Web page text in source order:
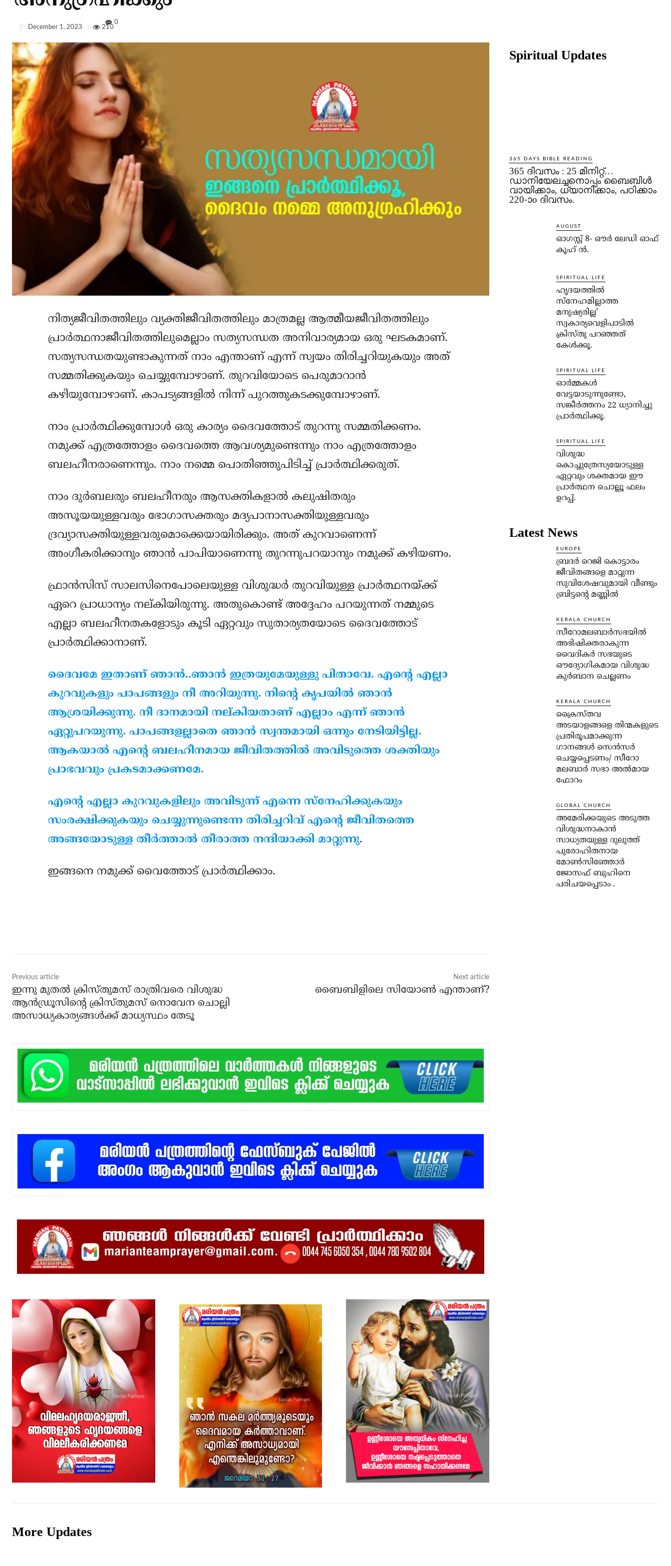
December 1, 2023 210
0
നിത്യജീവിതത്തിലും വ്യക്തിജീവിതത്തിലും മാത്രമല്ല ആത്മീയജീവിതത്തിലും
പ്രാര്‍ത്ഥനാജീവിതത്തിലുമെല്ലാം സത്യസന്ധത അനിവാര്യമായ ഒരു ഘടകമാണ്.
സത്യസന്ധതയുണ്ടാകുന്നത് നാം എന്താണ് എന്ന് സ്വയം തിരിച്ചറിയുകയും അത്
സമ്മതിക്കുകയും ചെയ്യുമ്പോഴാണ്. തുറവിയോടെ പെരുമാറാന്‍
കഴിയുമ്പോഴാണ്. കാപട്യങ്ങളില്‍ നിന്ന് പുറത്തുകടക്കുമ്പോഴാണ്.
നാം പ്രാര്‍ത്ഥിക്കുമ്പോള്‍ ഒരു കാര്യം ദൈവത്തോട് തുറന്നു സമ്മതിക്കണം.
നമുക്ക് എത്രത്തോളം ദൈവത്തെ ആവശ്യമുണ്ടെന്നും നാം എത്രത്തോളം
ബലഹീനരാണെന്നും. നാം നമ്മെ പൊതിഞ്ഞുപിടിച്ച് പ്രാര്‍ത്ഥിക്കരുത്.
നാം ദുര്‍ബലരും ബലഹീനരും ആസക്തികളാല്‍ കലുഷിതരും
അസൂയയുള്ളവരും ഭോഗാസക്തരും മദ്യപാനാസക്തിയുള്ളവരും
ദ്രവ്യാസക്തിയുള്ളവരുമൊക്കെയായിരിക്കും. അത് കുറവാണെന്ന്
അംഗീകരിക്കാനും ഞാന്‍ പാപിയാണെന്നു തുറന്നുപറയാനും നമുക്ക് കഴിയണം.
ഫ്രാന്‍സിസ് സാലസിനെപോലെയുള്ള വിശുദ്ധര്‍ തുറവിയുള്ള പ്രാര്‍ത്ഥനയ്ക്ക്
ഏറെ പ്രാധാന്യം നല്കിയിരുന്നു. അതുകൊണ്ട് അദ്ദേഹം പറയുന്നത് നമ്മുടെ
എല്ലാ ബലഹീനതകളോടും കൂടി ഏറ്റവും സുതാര്യതയോടെ ദൈവത്തോട്
പ്രാര്‍ത്ഥിക്കാനാണ്.
ദൈവമേ ഇതാണ് ഞാന്‍..ഞാന്‍ ഇത്രയുമേയുള്ളു പിതാവേ. എന്റെ എല്ലാ
കുറവുകളും പാപങ്ങളും നീ അറിയുന്നു. നിന്റെ കൃപയില്‍ ഞാന്‍
ആശ്രയിക്കുന്നു. നീ ദാനമായി നല്കിയതാണ് എല്ലാം എന്ന് ഞാന്‍
ഏറ്റുപറയുന്നു. പാപങ്ങളല്ലാതെ ഞാന്‍ സ്വന്തമായി ഒന്നും നേടിയിട്ടില്ല.
ആകയാല്‍ എന്റെ ബലഹീനമായ ജീവിതത്തില്‍ അവിടുത്തെ ശക്തിയും
പ്രാഭവവും പ്രകടമാക്കണമേ.
എന്റെ എല്ലാ കുറവുകളിലും അവിടുന്ന് എന്നെ സ്‌നേഹിക്കുകയും
സംരക്ഷിക്കുകയും ചെയ്യുന്നുണ്ടെന്ന തിരിച്ചറിവ് എന്റെ ജീവിതത്തെ
അങ്ങയോടുള്ള തീര്‍ത്താല്‍ തീരാത്ത നന്ദിയാക്കി മാറ്റുന്നു.
ഇങ്ങനെ നമുക്ക് വൈത്തോട് പ്രാര്‍ത്ഥിക്കാം.
Previous article
ഇന്നു മുതല്‍ ക്രിസ്തുമസ് രാത്രിവരെ വിശുദ്ധ
ആന്‍ഡ്രൂസിന്റെ ക്രിസ്തുമസ് നൊവേന ചൊല്ലി
അസാധ്യകാര്യങ്ങള്‍ക്ക് മാധ്യസ്ഥം തേടൂ
Next article
ബൈബിളിലെ സിയോണ്‍ എന്താണ്?
Spiritual Updates
365 DAYS BIBLE READING
365 ദിവസം : 25 മിനിറ്റ്…
ഡാനിയേലച്ചനൊപ്പം ബൈബിൾ
വായിക്കാം, ധ്യാനിക്കാം, പഠിക്കാം
220-ാo ദിവസം.
AUGUST
ഓഗസ്റ്റ് 8- ഔര്‍ ലേഡി ഓഫ്
കൂഹ് ന്‍.
SPIRITUAL LIFE
ഹൃദയത്തില്‍
സ്‌നേഹമില്ലാത്ത
മനുഷ്യരില്ല’
സ്വകാര്യവെളിപാടില്‍
ക്രിസ്തു പറഞ്ഞത്
കേള്‍ക്കൂ.
SPIRITUAL LIFE
ഓര്‍മ്മകള്‍
വേട്ടയാടുന്നുണ്ടോ,
സങ്കീര്‍ത്തനം 22 ധ്യാനിച്ചു
പ്രാര്‍ത്ഥിക്കൂ.
SPIRITUAL LIFE
വിശുദ്ധ
കൊച്ചുത്രേസ്യയോടുള്ള
ഏറ്റവും ശക്തമായ ഈ
പ്രാര്‍ത്ഥന ചൊല്ലൂ ഫലം
ഉറപ്പ്.
Latest News
EUROPE
ബ്രദർ റെജി കൊട്ടാരം
ജീവിതങ്ങളെ മാറ്റുന്ന
സുവിശേഷവുമായി വീണ്ടും
ബ്രിട്ടന്റെ മണ്ണിൽ
KERALA CHURCH
സീറോമലബാർസഭയിൽ
അഭിഷിക്തരാകുന്ന
വൈദികർ സഭയുടെ
ഔദ്യോഗികമായ വിശുദ്ധ
കുർബാന ചെല്ലണം
KERALA CHURCH
ക്രൈസ്തവ
അടയാളങ്ങളെ തിന്മകളുടെ
പ്രതിരൂപമാക്കുന്ന
ഗാനങ്ങൾ സെൻസർ
ചെയ്യപ്പെടണം/ സീറോ
മലബാർ സഭാ അൽമായ
ഫോറം
GLOBAL CHURCH
അമേരിക്കയുടെ അടുത്ത
വിശുദ്ധനാകാൻ
സാധ്യതയുള്ള ദുലുത്ത്
പുരോഹിതനായ
മോൺസിഞ്ഞോർ
ജോസഫ് ബുഹിനെ
പരിചയപ്പെടാം .
More Updates